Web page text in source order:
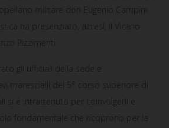
militare don Eugenio Campini.
ha presenziato, altresì, il Vicario
Pizzimenti.
gli ufficiali della sede e
marescialli del 5° corso superiore di
si è intrattenuto per coinvolgerli e
fondamentale che ricoprono per la